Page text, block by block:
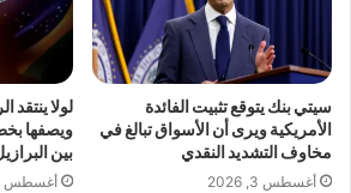
سيتي بنك يتوقع تثبيت الفائدة
الأمريكية ويرى أن الأسواق تبالغ في
مخاوف التشديد النقدي
أغسطس 3, 2026
لولا ينتقد
ويصفها
بين
أغسطس 3, 2026